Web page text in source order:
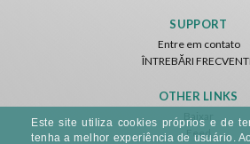
SUPPORT
Entre em contato
ÎNTREBĂRI
OTHER LINKS
Baixar
Feed
Este site utiliza cookies próprios e de
tenha a melhor experiência de usuário.